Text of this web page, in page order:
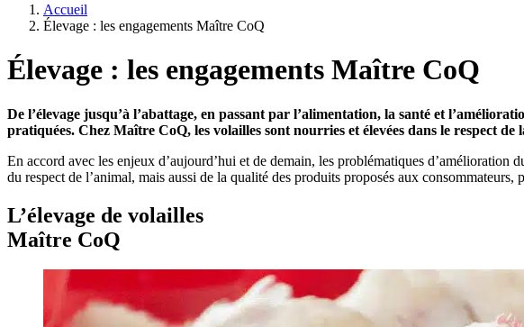
Accueil
Élevage : les engagements Maître CoQ
Élevage : les engagements Maître CoQ
De l’élevage jusqu’à l’abattage, en passant par l’alimentation, la santé et
pratiquées. Chez Maître CoQ, les volailles sont nourries et élevées dans le respect
En accord avec les enjeux d’aujourd’hui et de demain, les problématiques
du respect de l’animal, mais aussi de la qualité des produits proposés aux
L’élevage de volailles
Maître CoQ